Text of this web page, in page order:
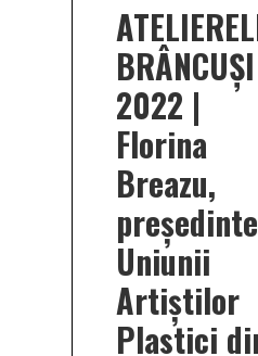
BRÂNCUȘI
2022 |
Florina
Breazu,
Uniunii
Artiștilor
Plastici